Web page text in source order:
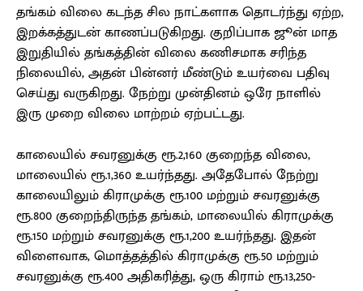
தங்கம் விலை கடந்த சில நாட்களாக தொடர்ந்து ஏற்ற,
இறக்கத்துடன் காணப்படுகிறது. குறிப்பாக ஜூன் மாத
இறுதியில் தங்கத்தின் விலை கணிசமாக சரிந்த
நிலையில், அதன் பின்னர் மீண்டும் உயர்வை பதிவு
செய்து வருகிறது. நேற்று முன்தினம் ஒரே நாளில்
இரு முறை விலை மாற்றம் ஏற்பட்டது.
காலையில் சவரனுக்கு ரூ.2,160 குறைந்த விலை,
மாலையில் ரூ.1,360 உயர்ந்தது. அதேபோல் நேற்று
காலையிலும் கிராமுக்கு ரூ.100 மற்றும் சவரனுக்கு
ரூ.800 குறைந்திருந்த தங்கம், மாலையில் கிராமுக்கு
ரூ.150 மற்றும் சவரனுக்கு ரூ.1,200 உயர்ந்தது. இதன்
விளைவாக, மொத்தத்தில் கிராமுக்கு ரூ.50 மற்றும்
சவரனுக்கு ரூ.400 அதிகரித்து, ஒரு கிராம் ரூ.13,250-